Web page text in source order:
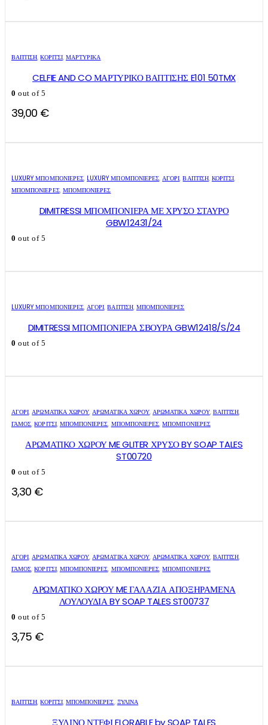
ΒΑΠΤΙΣΗ,ΚΟΡΊΤΣΙ, ΜΑΡΤΥΡΙΚΆ
CELFIE AND CO ΜΑΡΤΥΡΙΚΟ ΒΑΠΤΙΣΗΣ E101 50TMX
0 out of 5
39,00 €
LUXURY ΜΠΟΜΠΟΝΙΈΡΕΣ, LUXURY ΜΠΟΜΠΟΝΙΈΡΕΣ,ΑΓΌΡΙ,ΒΑΠΤΙΣΗ, ΚΟΡΊΤΣΙ,
ΜΠΟΜΠΟΝΙΈΡΕΣ, ΜΠΟΜΠΟΝΙΈΡΕΣ
DIMITRESSI ΜΠΟΜΠΟΝΙΕΡΑ ΜΕ ΧΡΥΣΟ ΣΤΑΥΡΟ
GBW12431/24
0 out of 5
LUXURY ΜΠΟΜΠΟΝΙΈΡΕΣ,ΑΓΌΡΙ,ΒΑΠΤΙΣΗ, ΜΠΟΜΠΟΝΙΈΡΕΣ
DIMITRESSI ΜΠΟΜΠΟΝΙΕΡΑ ΣΒΟΥΡΑ GBW12418/S/24
0 out of 5
ΑΓΌΡΙ,ΑΡΩΜΑΤΙΚΆ ΧΏΡΟΥ,ΑΡΩΜΑΤΙΚΆ ΧΏΡΟΥ,ΑΡΩΜΑΤΙΚΆ ΧΏΡΟΥ, ΒΑΠΤΙΣΗ,
ΓΑΜΟΣ,ΚΟΡΊΤΣΙ, ΜΠΟΜΠΟΝΙΈΡΕΣ, ΜΠΟΜΠΟΝΙΈΡΕΣ,ΜΠΟΜΠΟΝΙΈΡΕΣ
ΑΡΩΜΑΤΙΚΟ ΧΩΡΟΥ ME GLITER ΧΡΥΣΟ BY SOAP TALES
ST00720
0 out of 5
3,30 €
ΑΓΌΡΙ,ΑΡΩΜΑΤΙΚΆ ΧΏΡΟΥ,ΑΡΩΜΑΤΙΚΆ ΧΏΡΟΥ,ΑΡΩΜΑΤΙΚΆ ΧΏΡΟΥ, ΒΑΠΤΙΣΗ,
ΓΑΜΟΣ,ΚΟΡΊΤΣΙ, ΜΠΟΜΠΟΝΙΈΡΕΣ, ΜΠΟΜΠΟΝΙΈΡΕΣ,ΜΠΟΜΠΟΝΙΈΡΕΣ
ΑΡΩΜΑΤΙΚΟ ΧΩΡΟΥ ME ΓΑΛΑΖΙΑ ΑΠΟΞΗΡΑΜΕΝΑ
ΛΟΥΛΟΥΔΙΑ BY SOAP TALES ST00737
0 out of 5
3,75 €
ΒΑΠΤΙΣΗ,ΚΟΡΊΤΣΙ, ΜΠΟΜΠΟΝΙΈΡΕΣ, ΞΎΛΙΝΑ
ΞΥΛΙΝΟ ΝΤΕΦΙ FLORABLE by SOAP TALES